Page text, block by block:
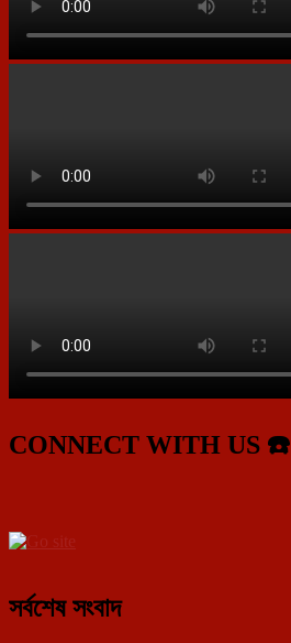
CONNECT WITH US ☎️
সর্বশেষ সংবাদ